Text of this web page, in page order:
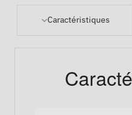
Caractéristiques